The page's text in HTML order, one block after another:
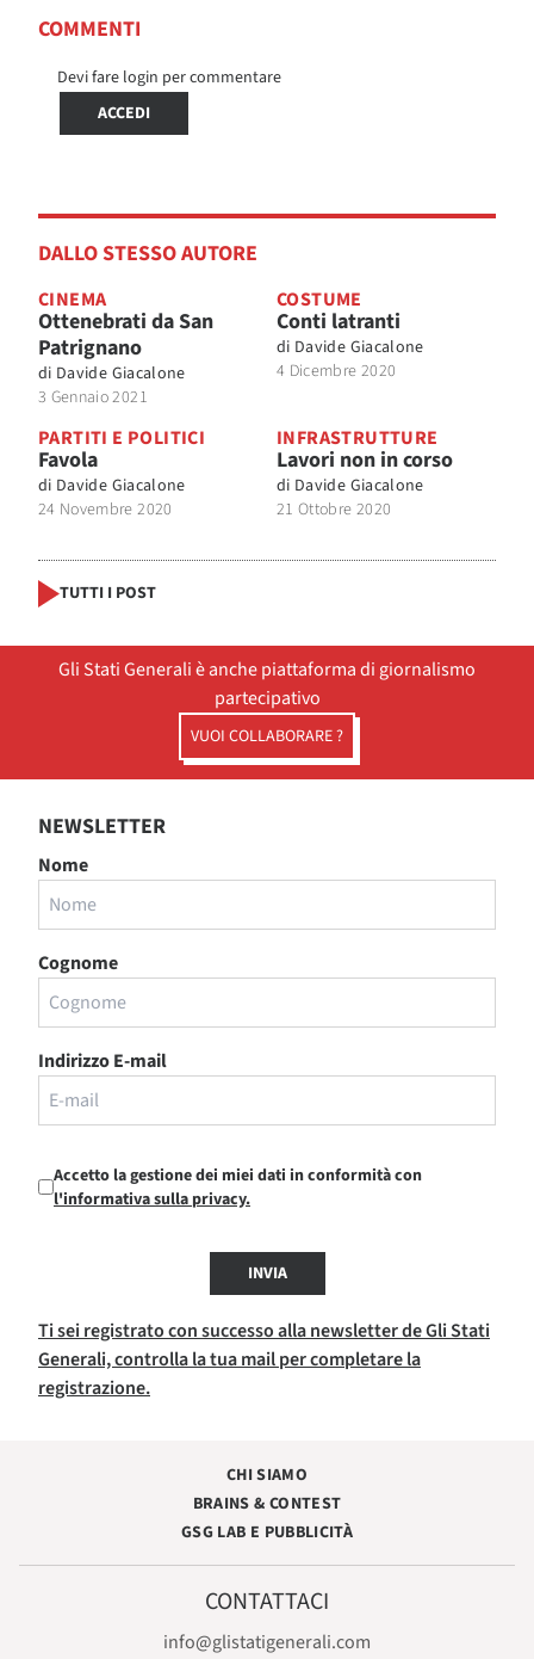
COMMENTI
Devi fare login per commentare
ACCEDI
DALLO STESSO AUTORE
CINEMA
Ottenebrati da San
Patrignano
di Davide Giacalone
3 Gennaio 2021
COSTUME
Conti latranti
di Davide Giacalone
4 Dicembre 2020
PARTITI E POLITICI
Favola
di Davide Giacalone
24 Novembre 2020
INFRASTRUTTURE
Lavori non in corso
di Davide Giacalone
21 Ottobre 2020
TUTTI I POST
Gli Stati Generali è anche piattaforma di giornalismo
partecipativo
VUOI COLLABORARE ?
NEWSLETTER
Nome
Cognome
Indirizzo E-mail
Accetto la gestione dei miei dati in conformità con
l'informativa sulla privacy.
INVIA
Ti sei registrato con successo alla newsletter de Gli Stati
Generali, controlla la tua mail per completare la
registrazione.
CHI SIAMO
BRAINS & CONTEST
GSG LAB E PUBBLICITÀ
CONTATTACI
info@glistatigenerali.com